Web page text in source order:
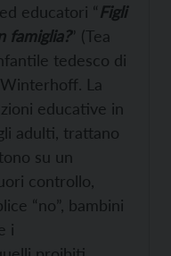
educatori “Figli
famiglia?” (Tea
tedesco di
La
educative in
adulti, trattano
su un
controllo,
“no”, bambini
i